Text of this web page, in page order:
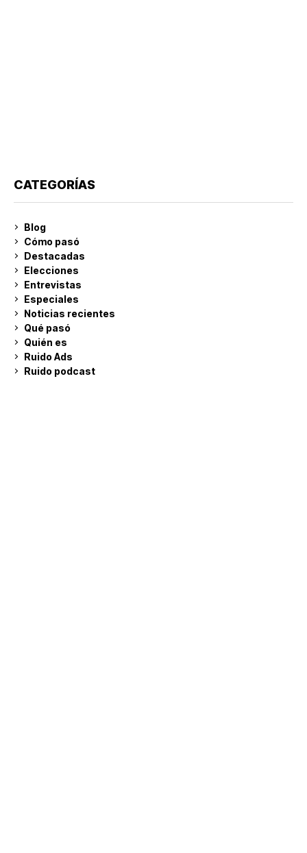
CATEGORÍAS
Blog
Cómo pasó
Destacadas
Elecciones
Entrevistas
Especiales
Noticias recientes
Qué pasó
Quién es
Ruido Ads
Ruido podcast